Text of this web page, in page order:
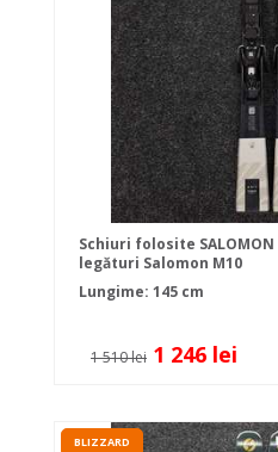
Schiuri folosite SALOMON
legături Salomon M10
Lungime: 145 cm
1 510 lei 1 246 lei
BLIZZARD